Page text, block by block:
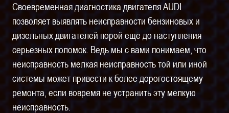
Своевременная диагностика двигателя AUDI
позволяет выявлять неисправности бензиновых и
дизельных двигателей порой ещё до наступления
серьезных поломок. Ведь мы с вами понимаем, что
неисправность мелкая неисправность той или иной
системы может привести к более дорогостоящему
ремонта, если вовремя не устранить эту мелкую
неисправность.